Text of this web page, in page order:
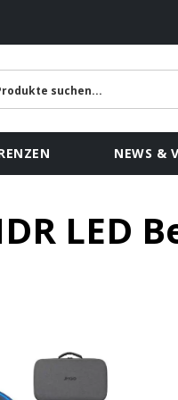
NEWS &
LED